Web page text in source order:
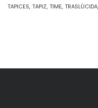
TAPICES TAPIZ TIME TRASLÚCIDA